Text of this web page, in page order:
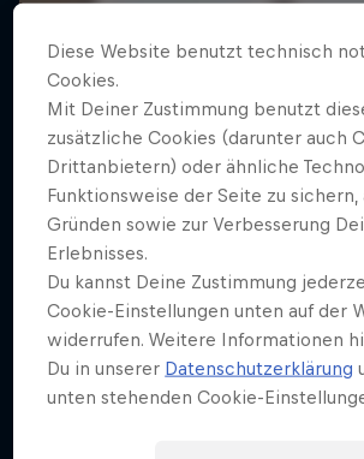
Diese Website benutzt technisch
Cookies.
Mit Deiner Zustimmung benutzt
zusätzliche Cookies (darunter auch
Drittanbietern) oder ähnliche
Funktionsweise der Seite zu
Gründen sowie zur Verbesserung
Erlebnisses.
Du kannst Deine Zustimmung
Cookie-Einstellungen unten auf der
widerrufen. Weitere Informationen
Du in unserer Datenschutzerklärung
unten stehenden Cookie-